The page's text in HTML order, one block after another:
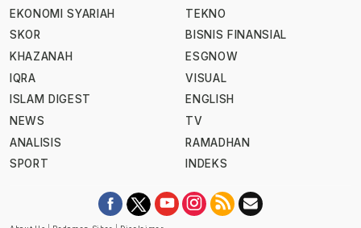
EKONOMI SYARIAH
SKOR
KHAZANAH
IQRA
ISLAM DIGEST
NEWS
ANALISIS
SPORT
TEKNO
BISNIS FINANSIAL
ESGNOW
VISUAL
ENGLISH
TV
RAMADHAN
INDEKS